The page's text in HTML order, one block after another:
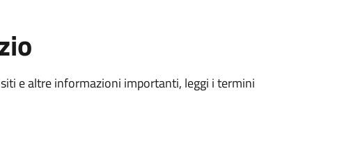
e altre informazioni importanti, leggi i termini